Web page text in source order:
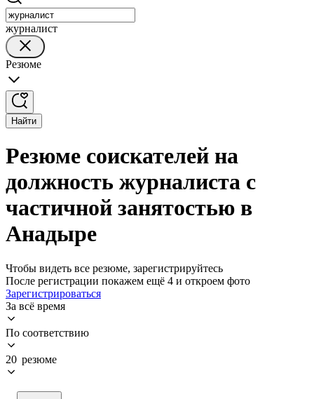
журналист
Резюме
Найти
Резюме соискателей на
должность журналиста с
частичной занятостью в
Анадыре
Чтобы видеть все резюме, зарегистрируйтесь
После регистрации покажем ещё 4 и откроем фото
Зарегистрироваться
За всё время
По соответствию
20 резюме